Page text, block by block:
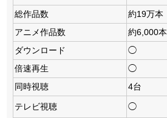
総作品数
約19万本
アニメ作品数
約6,000本
ダウンロード
◯
倍速再生
◯
同時視聴
4台
テレビ視聴 ◯